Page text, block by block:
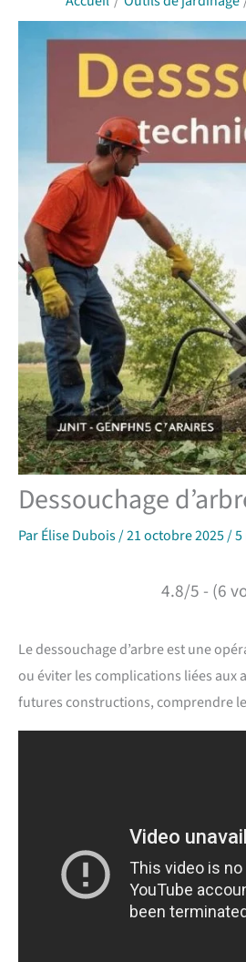
Dessouchage
ParÉlise Dubois/21 octobre 2025/
4.8/5 - (6
Le dessouchage d’arbre est une
ou éviter les complications liées aux
futures constructions, comprendre